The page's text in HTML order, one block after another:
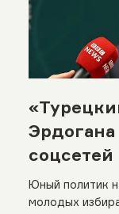
Эрдогана
соцсетей
Юный политик
молодых